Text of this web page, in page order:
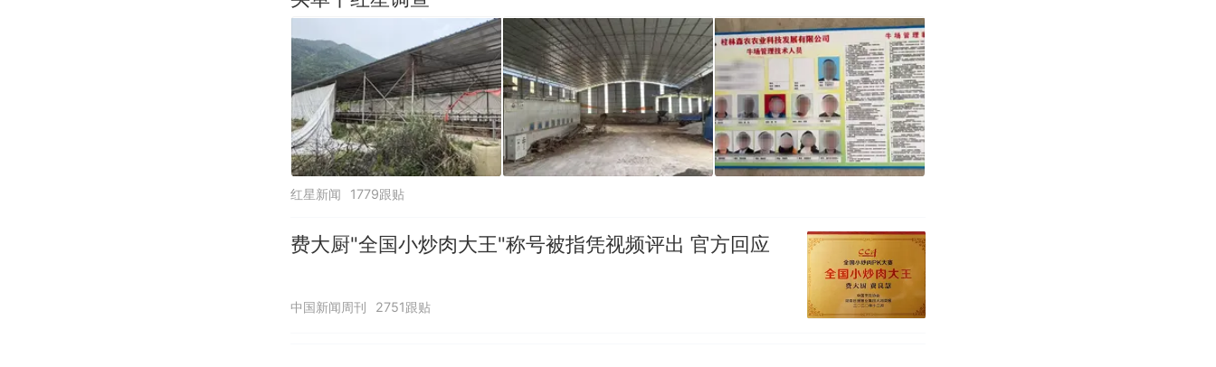
红星新闻 1779跟贴
费大厨"全国小炒肉大王"称号被指凭视频评出 官方回应
中国新闻周刊 2751跟贴